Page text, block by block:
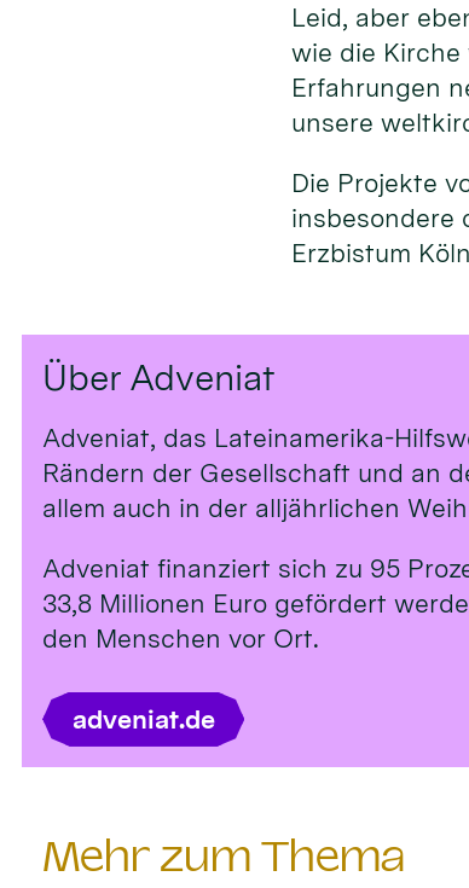
Leid, aber
wie die
Erfahrungen
unsere
Die Projekte
insbesondere
Erzbistum
Über Adveniat
Adveniat, das Lateinamerika-
Rändern der Gesellschaft und an
allem auch in der alljährlichen
Adveniat finanziert sich zu 95
33,8 Millionen Euro gefördert
den Menschen vor Ort.
adveniat.de
Mehr zum Thema